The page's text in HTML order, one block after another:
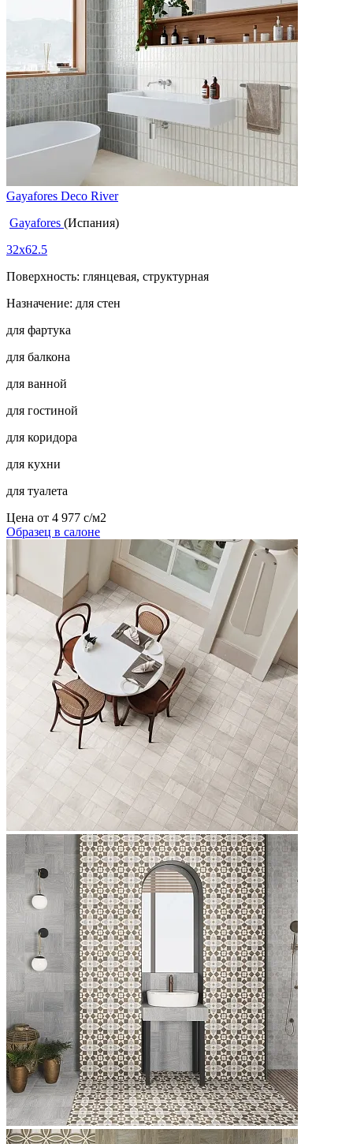
Gayafores Deco River
Gayafores (Испания)
32x62.5
Поверхность: глянцевая, структурная
Назначение: для стен
для фартука
для балкона
для ванной
для гостиной
для коридора
для кухни
для туалета
Цена от 4 977 c/м2
Образец в салоне